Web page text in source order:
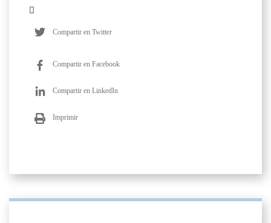
Compartir en Twitter
Compartir en Facebook
Compartir en LinkedIn
Imprimir